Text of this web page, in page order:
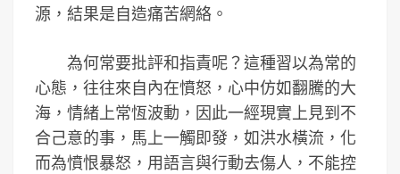
源，結果是自造痛苦網絡。
為何常要批評和指責呢？這種習以為常的
心態，往往來自內在憤怒，心中仿如翻騰的大
海，情緒上常恆波動，因此一經現實上見到不
合己意的事，馬上一觸即發，如洪水橫流，化
而為憤恨暴怒，用語言與行動去傷人，不能控